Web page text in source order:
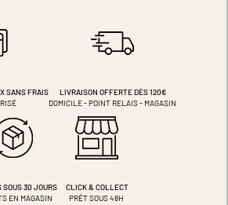
SANS FRAIS
LIVRAISON OFFERTE DÈS 120€
DOMICILE - POINT RELAIS - MAGASIN
SOUS 30 JOURS
EN MAGASIN
CLICK & COLLECT
PRÊT SOUS 48H